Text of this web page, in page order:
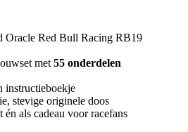
Oracle Red Bull Racing RB19
met 55 onderdelen
instructieboekje
stevige originele doos
als cadeau voor racefans